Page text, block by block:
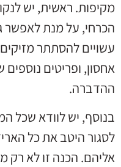
מקיפות. ראשית, יש
הכרחי, על מנת לאפשר
עשויים להסתתר
אחסון, ופריטים
ההדברה.
בנוסף, יש לוודא שכל
לסגור היטב את כל
אליהם. הכנה זו לא רק